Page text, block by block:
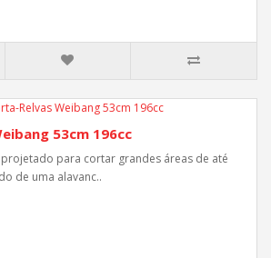
53cm 196cc
para cortar grandes áreas de até
de uma alavanc..